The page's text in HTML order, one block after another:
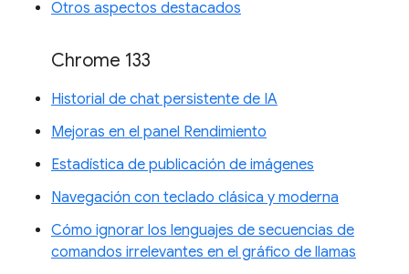
Otros aspectos destacados
Chrome 133
Historial de chat persistente de IA
Mejoras en el panel Rendimiento
Estadística de publicación de imágenes
Navegación con teclado clásica y moderna
Cómo ignorar los lenguajes de secuencias de
comandos irrelevantes en el gráfico de llamas